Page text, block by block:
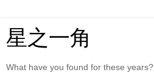
星之一角
What have you found for these years?